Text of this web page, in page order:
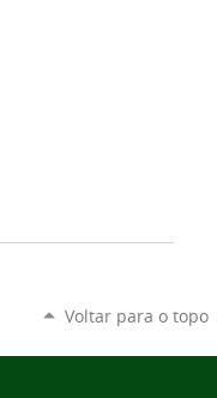
Voltar para o topo